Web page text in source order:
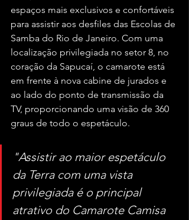
espaços mais exclusivos e confortáveis
para assistir aos desfiles das Escolas de
Samba do Rio de Janeiro. Com uma
localização privilegiada no setor 8, no
coração da Sapucaí, o camarote está
em frente à nova cabine de jurados e
ao lado do ponto de transmissão da
TV, proporcionando uma visão de 360
graus de todo o espetáculo.
"Assistir ao maior espetáculo
da Terra com uma vista
privilegiada é o principal
atrativo do Camarote Camisa